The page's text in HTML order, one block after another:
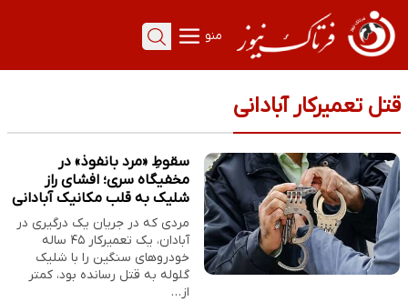
منو
قتل تعمیرکار آبادانی
سقوطِ «مرد بانفوذ» در
مخفیگاه سری؛ افشای راز
شلیک به قلب مکانیک آبادانی
مردی که در جریان یک درگیری در
آبادان، یک تعمیرکار ۴۵ ساله
خودروهای سنگین را با شلیک
گلوله به قتل رسانده بود، کمتر
از…